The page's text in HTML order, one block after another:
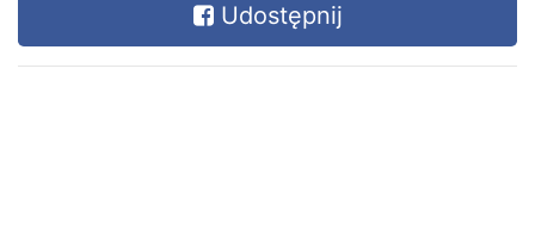
Udostępnij